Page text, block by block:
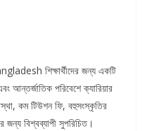
শিক্ষার্থীদের জন্য একটি
আন্তর্জাতিক পরিবেশে ক্যারিয়ার
কম টিউশন ফি, বহুসংস্কৃতির
জন্য বিশ্বব্যাপী সুপরিচিত।